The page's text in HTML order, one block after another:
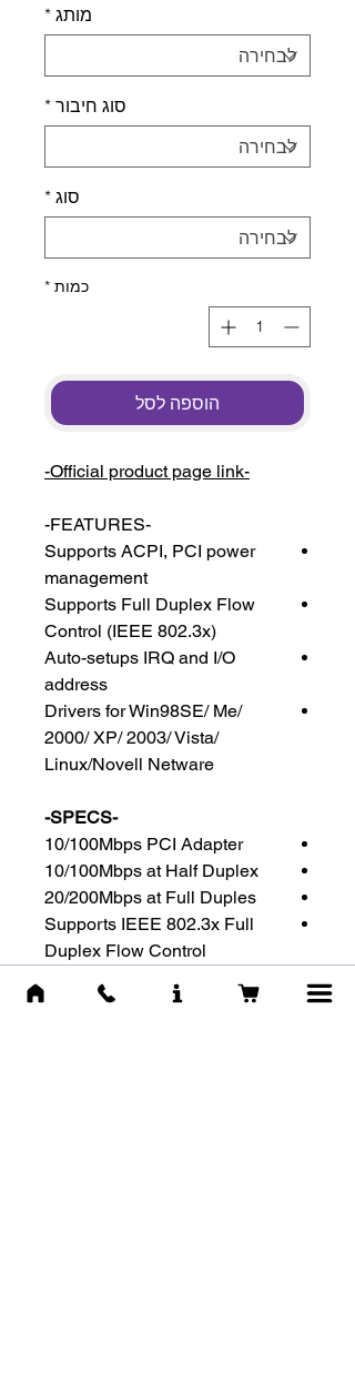
מותג *
סוג חיבור *
סוג *
כמות *
הוספה לסל
-Official product page link-
-FEATURES-
Supports ACPI, PCI power
management
Supports Full Duplex Flow
Control (IEEE 802.3x)
Auto-setups IRQ and I/O
address
Drivers for Win98SE/ Me/
2000/ XP/ 2003/ Vista/
Linux/Novell Netware
-SPECS-
10/100Mbps PCI Adapter
10/100Mbps at Half Duplex
20/200Mbps at Full Duples
Supports IEEE 802.3x Full
Duplex Flow Control